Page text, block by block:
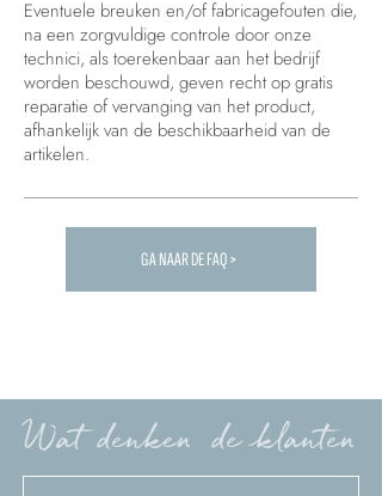
Eventuele breuken en/of fabricagefouten die,
na een zorgvuldige controle door onze
technici, als toerekenbaar aan het bedrijf
worden beschouwd, geven recht op gratis
reparatie of vervanging van het product,
afhankelijk van de beschikbaarheid van de
artikelen.
Carica altre FAQ...
GA NAAR DE FAQ >
Wat denken de klanten